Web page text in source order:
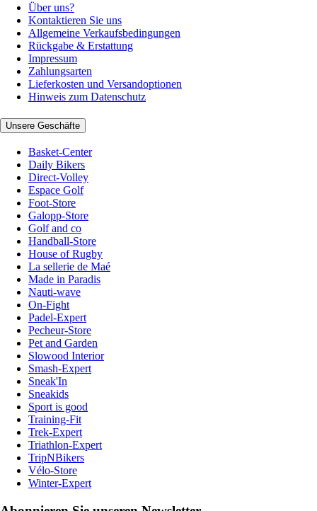
Über uns?
Kontaktieren Sie uns
Allgemeine Verkaufsbedingungen
Rückgabe & Erstattung
Impressum
Zahlungsarten
Lieferkosten und Versandoptionen
Hinweis zum Datenschutz
Unsere Geschäfte
Basket-Center
Daily Bikers
Direct-Volley
Espace Golf
Foot-Store
Galopp-Store
Golf and co
Handball-Store
House of Rugby
La sellerie de Maé
Made in Paradis
Nauti-wave
On-Fight
Padel-Expert
Pecheur-Store
Pet and Garden
Slowood Interior
Smash-Expert
Sneak'In
Sneakids
Sport is good
Training-Fit
Trek-Expert
Triathlon-Expert
TripNBikers
Vélo-Store
Winter-Expert